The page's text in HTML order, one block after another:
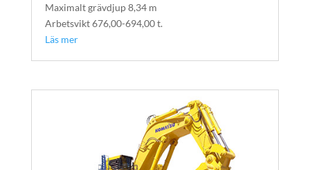
Maximalt grävdjup 8,34 m
Arbetsvikt 676,00-694,00 t.
Läs mer